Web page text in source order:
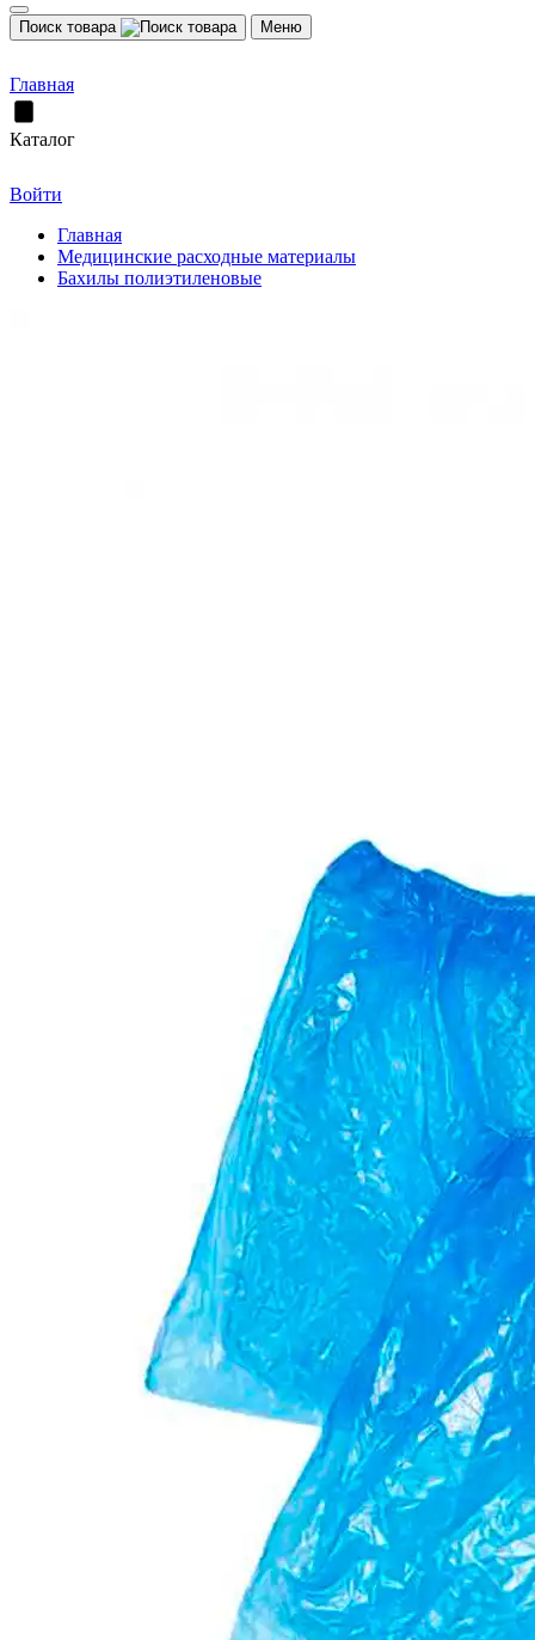
Поиск товара Меню
Главная
Каталог
Войти
Главная
Медицинские расходные материалы
Бахилы полиэтиленовые